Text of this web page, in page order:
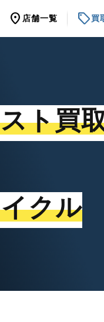
location_on 店舗一覧 sell買
ト買
クル